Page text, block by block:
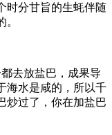
时分甘旨的生蚝伴随
去放盐巴，成果导
海水是咸的，所以千
炒过了，你在加盐巴